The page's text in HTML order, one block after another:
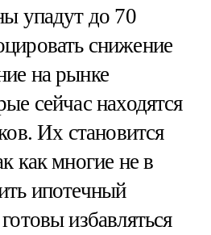
упадут до 70
снижение
на рынке
сейчас находятся
Их становится
как многие не в
ипотечный
избавляться